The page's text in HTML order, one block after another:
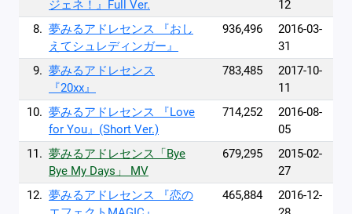
ジェネ！』Full Ver.
12
8. 夢みるアドレセンス 『おし
えてシュレディンガー』
936,496
2016-03-
31
9. 夢みるアドレセンス
『20xx』
783,485
2017-10-
11
10. 夢みるアドレセンス 『Love
for You』(Short Ver.)
714,252
2016-08-
05
11. 夢みるアドレセンス「Bye
Bye My Days」 MV
679,295
2015-02-
27
12. 夢みるアドレセンス 『恋の
465,884
2016-12-